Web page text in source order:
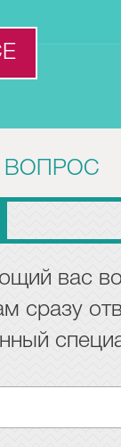
ВОПРОС
вас
сразу